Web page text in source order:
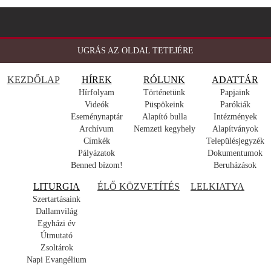
UGRÁS AZ OLDAL TETEJÉRE
KEZDŐLAP HÍREK
Hírfolyam
Videók
Eseménynaptár
Archívum
Címkék
Pályázatok
Benned bízom!
RÓLUNK
Történetünk
Püspökeink
Alapító bulla
Nemzeti kegyhely
ADATTÁR
Papjaink
Parókiák
Intézmények
Alapítványok
Településjegyzék
Dokumentumok
Beruházások
LITURGIA
Szertartásaink
Dallamvilág
Egyházi év
Útmutató
Zsoltárok
Napi Evangélium
ÉLŐ KÖZVETÍTÉS LELKIATYA